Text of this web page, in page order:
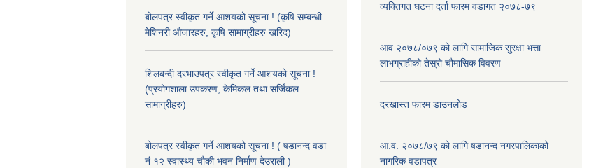
बोलपत्र स्वीकृत गर्ने आशयको सूचना ! (कृषि सम्बन्धी
मेशिनरी औजारहरु, कृषि सामाग्रीहरु खरिद)
शिलबन्दी दरभाउपत्र स्वीकृत गर्ने आशयको सूचना !
(प्रयोगशाला उपकरण, केमिकल तथा सर्जिकल
सामाग्रीहरु)
बोलपत्र स्वीकृत गर्ने आशयको सूचना ! ( षडानन्द वडा
नं १२ स्वास्थ्य चौकी भवन निर्माण देउराली )
व्यक्तिगत घटना दर्ता फारम वडागत २०७८-७९
आव २०७८/०७९ को लागि सामाजिक सुरक्षा भत्ता
लाभग्राहीको तेस्रो चौमासिक विवरण
दरखास्त फारम डाउनलोड
आ.व. २०७८/७९ को लागि षडानन्द नगरपालिकाको
नागरिक वडापत्र